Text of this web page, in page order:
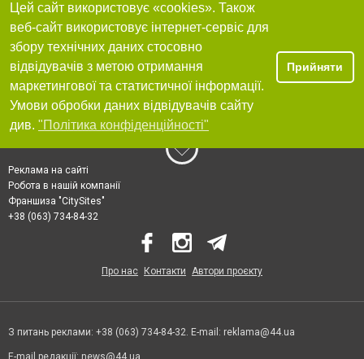
Цей сайт використовує «cookies». Також
веб-сайт використовує інтернет-сервіс для
збору технічних даних стосовно
відвідувачів з метою отримання
маркетингової та статистичної інформації.
Умови обробки даних відвідувачів сайту
див. "Політика конфіденційності"
Прийняти
Реклама на сайті
Робота в нашій компанії
Франшиза "CitySites"
+38 (063) 734-84-32
Про нас Контакти Автори проєкту
З питань реклами: +38 (063) 734-84-32. E-mail: reklama@44.ua